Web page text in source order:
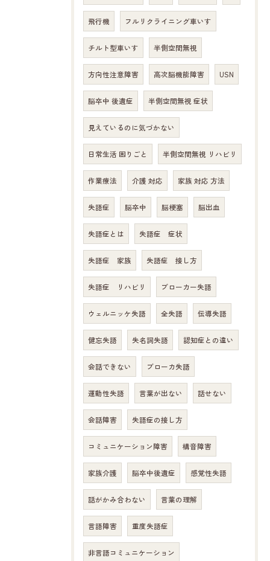
飛行機 フルリクライニング車いす
チルト型車いす 半側空間無視
方向性注意障害 高次脳機能障害 USN
脳卒中 後遺症 半側空間無視 症状
見えているのに気づかない
日常生活 困りごと 半側空間無視 リハビリ
作業療法 介護 対応 家族 対応 方法
失語症 脳卒中 脳梗塞 脳出血
失語症とは 失語症 症状
失語症 家族 失語症 接し方
失語症 リハビリ ブローカー失語
ウェルニッケ失語 全失語 伝導失語
健忘失語 失名詞失語 認知症との違い
会話できない ブローカ失語
運動性失語 言葉が出ない 話せない
会話障害 失語症の接し方
コミュニケーション障害 構音障害
家族介護 脳卒中後遺症 感覚性失語
話がかみ合わない 言葉の理解
言語障害 重度失語症
非言語コミュニケーション